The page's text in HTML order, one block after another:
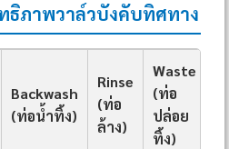
ธิภาพวาล์วบังคับทิศทาง
Backwash
(ท่อน้ำทิ้ง)
Rinse
(ท่อ
ล้าง)
Waste
(ท่อ
ปล่อย
ทิ้ง)